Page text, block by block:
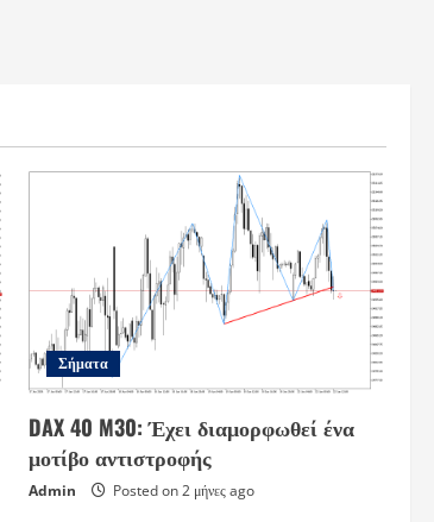
Σήματα
DAX 40 M30: Έχει διαμορφωθεί ένα
μοτίβο αντιστροφής
Admin Posted on 2 μήνες ago